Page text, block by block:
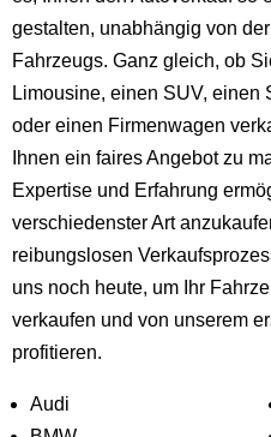
gestalten, unabhängig von
Fahrzeugs. Ganz gleich, ob
Limousine, einen SUV, einen
oder einen Firmenwagen
Ihnen ein faires Angebot zu
Expertise und Erfahrung
verschiedenster Art
reibungslosen
uns noch heute, um Ihr
verkaufen und von unserem
profitieren.
Audi